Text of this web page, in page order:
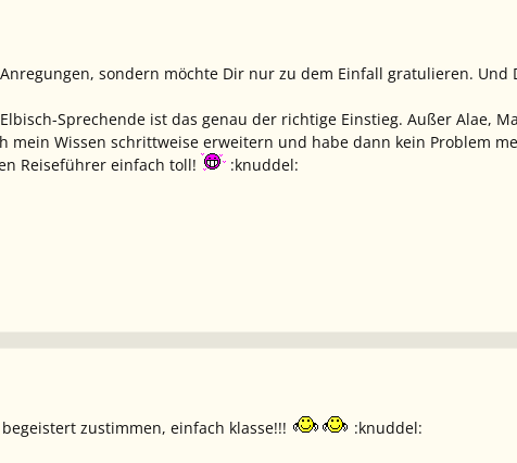
sondern möchte Dir nur zu dem Einfall gratulieren.
Sprechende ist das genau der richtige Einstieg. Außer Alae,
mein Wissen schrittweise erweitern und habe dann kein Problem
Reiseführer einfach toll!
:knuddel:
zustimmen, einfach klasse!!! :knuddel: